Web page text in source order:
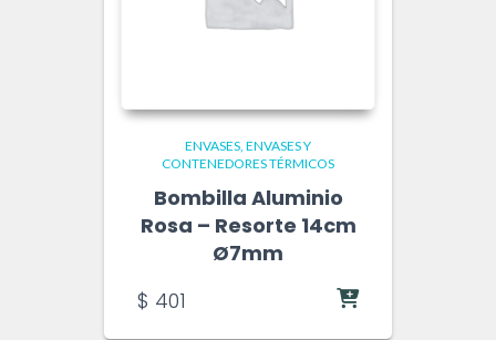
ENVASES ENVASES Y
CONTENEDORES TÉRMICOS
Bombilla Aluminio
Rosa – Resorte 14cm
Ø7mm
$ 401